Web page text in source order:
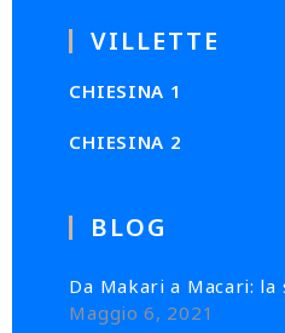
VILLETTE
CHIESINA 1
CHIESINA 2
BLOG
Da Makari a Macari:
Maggio 6, 2021